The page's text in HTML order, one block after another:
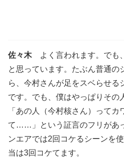
佐々木よく言われます。でも
と思っています。たぶん普通の
ら、今村さんが足をスベらせる
です。でも、僕はやっぱりその
「あの人（今村核さん）ってカ
て……」という証言のフリがあ
ンエアでは2回コケるシーンを
当は3回コケてます。